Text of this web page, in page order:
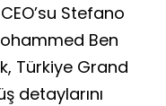
Stefano
Ben
Türkiye Grand
detaylarını